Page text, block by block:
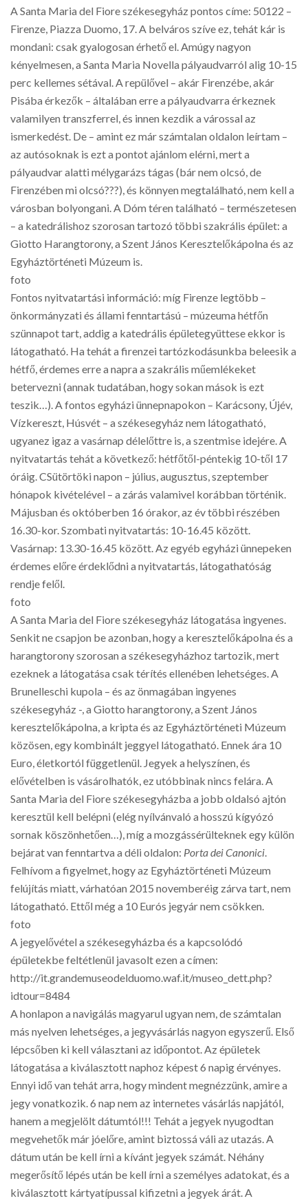
A Santa Maria del Fiore székesegyház pontos címe: 50122 –
Firenze, Piazza Duomo, 17. A belváros szíve ez, tehát kár is
mondani: csak gyalogosan érhető el. Amúgy nagyon
kényelmesen, a Santa Maria Novella pályaudvarról alig 10-15
perc kellemes sétával. A repülővel – akár Firenzébe, akár
Pisába érkezők – általában erre a pályaudvarra érkeznek
valamilyen transzferrel, és innen kezdik a várossal az
ismerkedést. De – amint ez már számtalan oldalon leírtam –
az autósoknak is ezt a pontot ajánlom elérni, mert a
pályaudvar alatti mélygarázs tágas (bár nem olcsó, de
Firenzében mi olcsó???), és könnyen megtalálható, nem kell a
városban bolyongani. A Dóm téren található – természetesen
– a katedrálishoz szorosan tartozó többi szakrális épület: a
Giotto Harangtorony, a Szent János Keresztelőkápolna és az
Egyháztörténeti Múzeum is.
foto
Fontos nyitvatartási információ: míg Firenze legtöbb –
önkormányzati és állami fenntartású – múzeuma hétfőn
szünnapot tart, addig a katedrális épületegyüttese ekkor is
látogatható. Ha tehát a firenzei tartózkodásunkba beleesik a
hétfő, érdemes erre a napra a szakrális műemlékeket
betervezni (annak tudatában, hogy sokan mások is ezt
teszik…). A fontos egyházi ünnepnapokon – Karácsony, Újév,
Vízkereszt, Húsvét – a székesegyház nem látogatható,
ugyanez igaz a vasárnap délelőttre is, a szentmise idejére. A
nyitvatartás tehát a következő: hétfőtől-péntekig 10-től 17
óráig. CSütörtöki napon – július, augusztus, szeptember
hónapok kivételével – a zárás valamivel korábban történik.
Májusban és októberben 16 órakor, az év többi részében
16.30-kor. Szombati nyitvatartás: 10-16.45 között.
Vasárnap: 13.30-16.45 között. Az egyéb egyházi ünnepeken
érdemes előre érdeklődni a nyitvatartás, látogathatóság
rendje felől.
foto
A Santa Maria del Fiore székesegyház látogatása ingyenes.
Senkit ne csapjon be azonban, hogy a keresztelőkápolna és a
harangtorony szorosan a székesegyházhoz tartozik, mert
ezeknek a látogatása csak térítés ellenében lehetséges. A
Brunelleschi kupola – és az önmagában ingyenes
székesegyház -, a Giotto harangtorony, a Szent János
keresztelőkápolna, a kripta és az Egyháztörténeti Múzeum
közösen, egy kombinált jeggyel látogatható. Ennek ára 10
Euro, életkortól függetlenül. Jegyek a helyszínen, és
elővételben is vásárolhatók, ez utóbbinak nincs felára. A
Santa Maria del Fiore székesegyházba a jobb oldalsó ajtón
keresztül kell belépni (elég nyílvánvaló a hosszú kígyózó
sornak köszönhetően…), míg a mozgássérülteknek egy külön
bejárat van fenntartva a déli oldalon: Porta dei Canonici.
Felhívom a figyelmet, hogy az Egyháztörténeti Múzeum
felújítás miatt, várhatóan 2015 novemberéig zárva tart, nem
látogatható. Ettől még a 10 Eurós jegyár nem csökken.
foto
A jegyelővétel a székesegyházba és a kapcsolódó
épületekbe feltétlenül javasolt ezen a címen:
http://it.grandemuseodelduomo.waf.it/museo_dett.php?
idtour=8484
A honlapon a navigálás magyarul ugyan nem, de számtalan
más nyelven lehetséges, a jegyvásárlás nagyon egyszerű. Első
lépcsőben ki kell választani az időpontot. Az épületek
látogatása a kiválasztott naphoz képest 6 napig érvényes.
Ennyi idő van tehát arra, hogy mindent megnézzünk, amire a
jegy vonatkozik. 6 nap nem az internetes vásárlás napjától,
hanem a megjelölt dátumtól!!! Tehát a jegyek nyugodtan
megvehetők már jóelőre, amint biztossá váli az utazás. A
dátum után be kell írni a kívánt jegyek számát. Néhány
megerősítő lépés után be kell írni a személyes adatokat, és a
kiválasztott kártyatípussal kifizetni a jegyek árát. A